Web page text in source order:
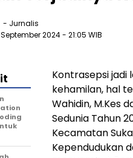
- Jurnalis
2024- 21:05 WIB
Kontrasepsi
kehamilan, hal
Wahidin, M.Kes
Sedunia Tahun
Kecamatan
Kependudukan